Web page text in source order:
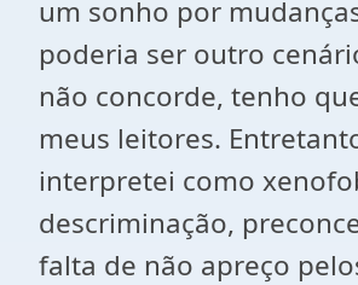
um sonho por
poderia ser outro
não concorde, tenho
meus leitores.
interpretei como
descriminação,
falta de não apreço